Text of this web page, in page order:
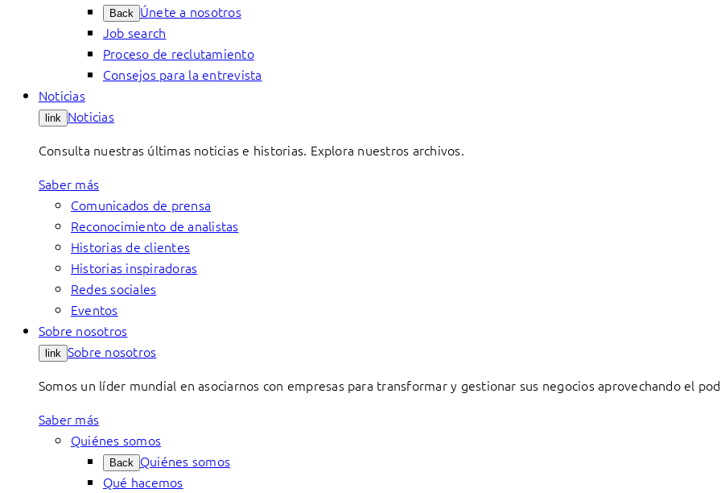
Back Únete a nosotros
Job search
Proceso de reclutamiento
Consejos para la entrevista
Noticias
link Noticias
Consulta nuestras últimas noticias e historias. Explora nuestros archivos.
Saber más
Comunicados de prensa
Reconocimiento de analistas
Historias de clientes
Historias inspiradoras
Redes sociales
Eventos
Sobre nosotros
link Sobre nosotros
Somos un líder mundial en asociarnos con empresas para transformar y gestionar sus negocios aprovechando el
Saber más
Quiénes somos
Back Quiénes somos
Qué hacemos